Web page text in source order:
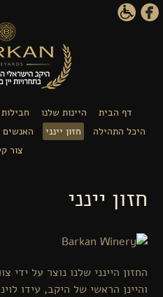
דף הבית היינות שלנו
היכל התהילה
חזון יינני האנשים
צור
חזון יינני
החזון היינני שלנו נוצר על ידי